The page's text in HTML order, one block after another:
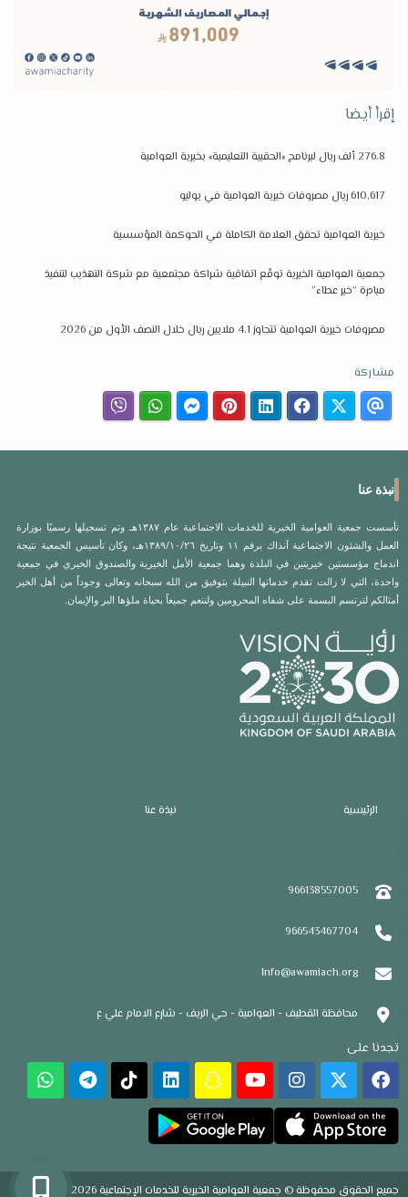
إقرأ أيضا
276.8 ألف ريال لبرنامج «الحقيبة التعليمية» بخيرية العوامية
610,617 ريال مصروفات خيرية العوامية في يوليو
خيرية العوامية تحقق العلامة الكاملة في الحوكمة المؤسسية
جمعية العوامية الخيرية توقّع اتفاقية شراكة مجتمعية مع شركة التهذيب لتنفيذ
مبادرة “خير عطاء”
مصروفات خيرية العوامية تتجاوز 4.1 ملايين ريال خلال النصف الأول من 2026
مشاركة
نبذة عنا
تأسست جمعية العوامية الخيرية للخدمات الاجتماعية عام ١٣٨٧هـ وتم تسجيلها رسميًا بوزارة
العمل والشئون الاجتماعية آنذاك برقم ١١ وتاريخ ١٣٨٩/١٠/٢٦هـ، وكان تأسيس الجمعية نتيجة
اندماج مؤسستين خيريتين في البلدة وهما جمعية الأمل الخيرية والصندوق الخيري في جمعية
واحدة، التي لا زالت تقدم خدماتها النبيلة بتوفيق من الله سبحانه وتعالى وجوداً من أهل الخير
أمثالكم لترتسم البسمة على شفاه المحرومين ولننعم جميعاً بحياة ملؤها البر والإيمان.
الرئيسية نبذة عنا
966138557005
966543467704
Info@awamiach.org
محافظة القطيف - العوامية - حي الريف - شارع الامام علي ع
تجدنا على
جميع الحقوق محفوظة © جمعية العوامية الخيرية للخدمات الإجتماعية 2026